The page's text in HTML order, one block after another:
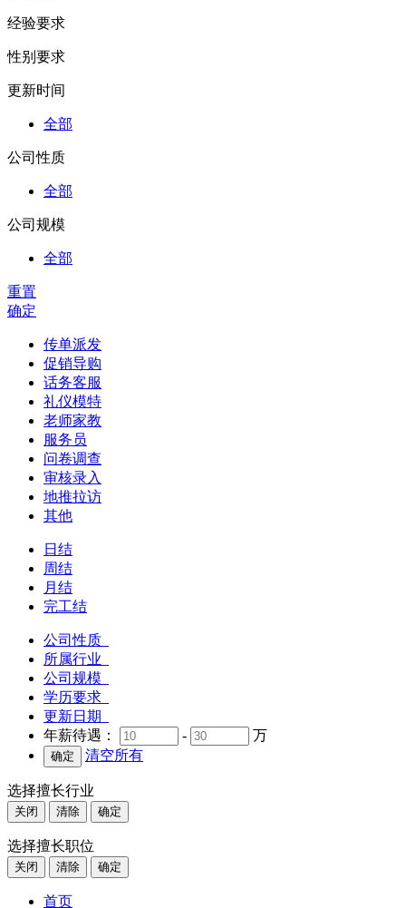
经验要求
性别要求
更新时间
全部
公司性质
全部
公司规模
全部
重置
确定
传单派发
促销导购
话务客服
礼仪模特
老师家教
服务员
问卷调查
审核录入
地推拉访
其他
日结
周结
月结
完工结
公司性质
所属行业
公司规模
学历要求
更新日期
年薪待遇：
-
万
清空所有
选择擅长行业
关闭 清除 确定
选择擅长职位
关闭 清除 确定
首页